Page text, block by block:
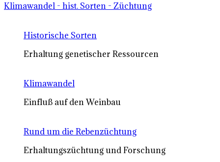
Klimawandel - hist. Sorten - Züchtung
Historische Sorten
Erhaltung genetischer Ressourcen
Klimawandel
Einfluß auf den Weinbau
Rund um die Rebenzüchtung
Erhaltungszüchtung und Forschung